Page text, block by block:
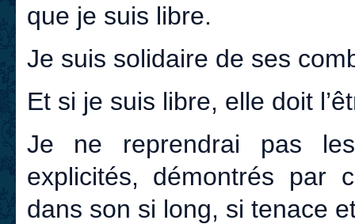
que je suis libre.
Je suis solidaire de ses
Et si je suis libre, elle doit
Je ne reprendrai pas
explicités, démontrés par
dans son si long, si tenace